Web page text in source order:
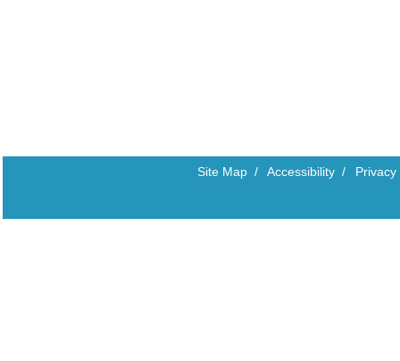
Site Map / Accessibility / Privacy